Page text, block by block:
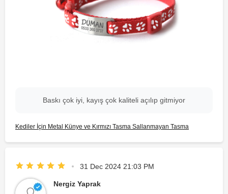
Baskı çok iyi, kayış çok kaliteli açılıp gitmiyor
Kediler İçin Metal Künye ve Kırmızı Tasma Sallanmayan Tasma
31 Dec 2024 21:03 PM
Nergiz Yaprak